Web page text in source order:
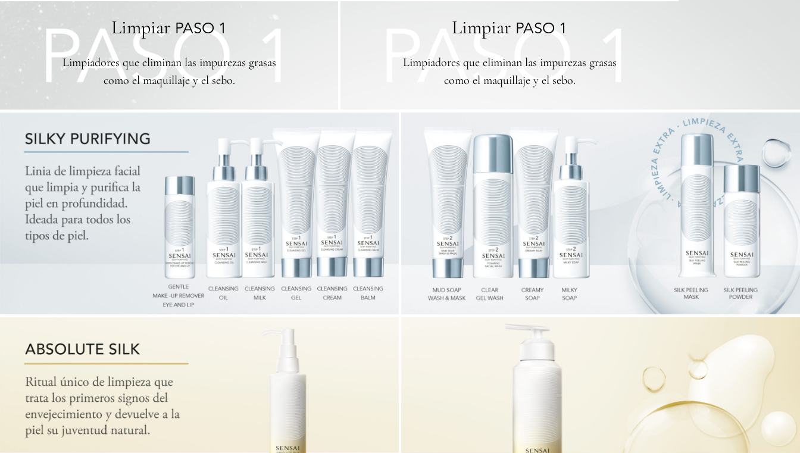
Limpiar PASO 1
Limpiadores que eliminan las impurezas grasas
como el maquillaje y el sebo.
Limpiar PASO 1
Limpiadores que eliminan las impurezas grasas
como el maquillaje y el sebo.